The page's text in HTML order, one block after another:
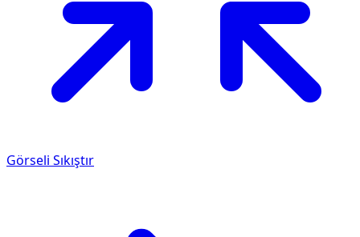
Görseli Sıkıştır